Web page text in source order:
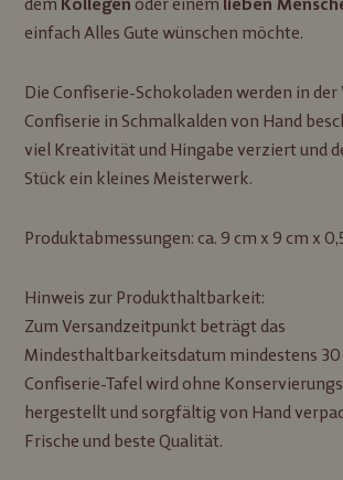
dem Kollegen oder einem lieben
einfach Alles Gute wünschen möchte.
Die Confiserie-Schokoladen werden in
Confiserie in Schmalkalden von Hand
viel Kreativität und Hingabe verziert und
Stück ein kleines Meisterwerk.
Produktabmessungen: ca. 9 cm x 9 cm x
Hinweis zur Produkthaltbarkeit:
Zum Versandzeitpunkt beträgt das
Mindesthaltbarkeitsdatum mindestens 30
Confiserie-Tafel wird ohne
hergestellt und sorgfältig von Hand
Frische und beste Qualität.